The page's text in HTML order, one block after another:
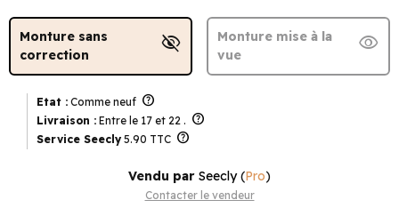
Monture sans
correction
visibility_off
Monture mise à la
vue
visibility
Etat : Comme neuf help
Livraison : Entre le 17 et 22 . help
Service Seecly 5.90 TTC help
Vendu par Seecly(Pro)
Contacter le vendeur